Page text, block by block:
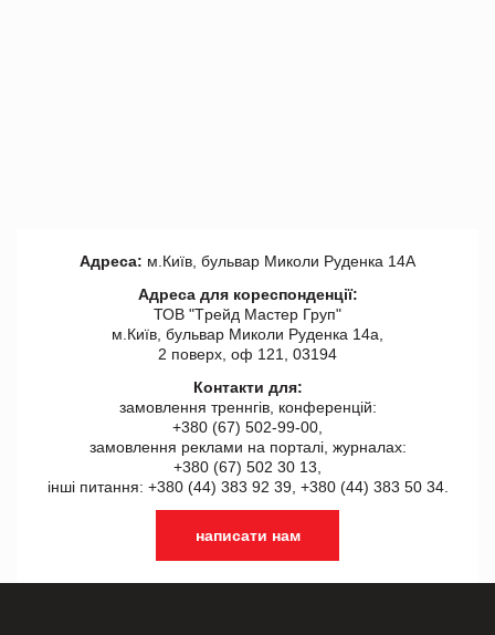
Адреса: м.Київ, бульвар Миколи Руденка 14А
Адреса для кореспонденції:
ТОВ "Tрейд Мастер Груп"
м.Київ, бульвар Миколи Руденка 14а,
2 поверх, оф 121, 03194
Контакти для:
замовлення треннгів, конференцій:
+380 (67) 502-99-00,
замовлення реклами на порталі, журналах:
+380 (67) 502 30 13,
інші питання: +380 (44) 383 92 39, +380 (44) 383 50 34.
написати нам